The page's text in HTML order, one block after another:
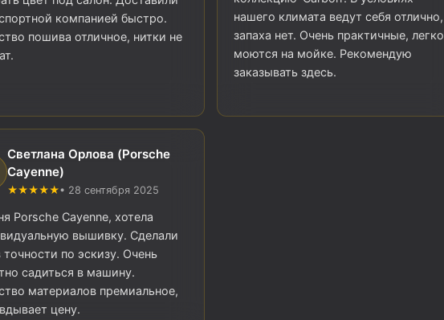
компанией быстро.
пошива отличное, нитки не
нашего климата ведут себя отлично,
запаха нет. Очень практичные, легко
моются на мойке. Рекомендую
заказывать здесь.
Светлана Орлова (Porsche
Cayenne)
★★★★★• 28 сентября 2025
Porsche Cayenne, хотела
вышивку. Сделали
точности по эскизу. Очень
садиться в машину.
материалов премиальное,
цену.